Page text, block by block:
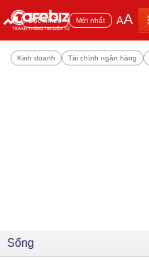
Đọc nhiều Mới nhất AA
Kinh doanh Tài chính ngân hàng
Sống